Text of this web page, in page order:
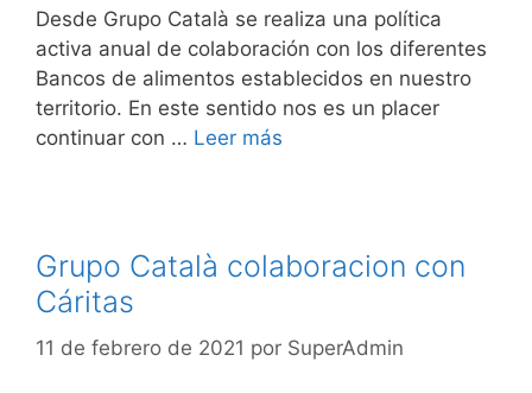
Desde Grupo Català se realiza una política
activa anual de colaboración con los diferentes
Bancos de alimentos establecidos en nuestro
territorio. En este sentido nos es un placer
continuar con … Leer más
Grupo Català colaboracion con
Cáritas
11 de febrero de 2021 por SuperAdmin